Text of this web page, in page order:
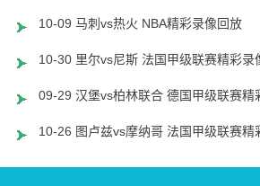
10-09 马刺vs热火 NBA精彩录像回放
10-30 里尔vs尼斯 法国甲级联赛精彩录
09-29 汉堡vs柏林联合 德国甲级联赛精
10-26 图卢兹vs摩纳哥 法国甲级联赛精